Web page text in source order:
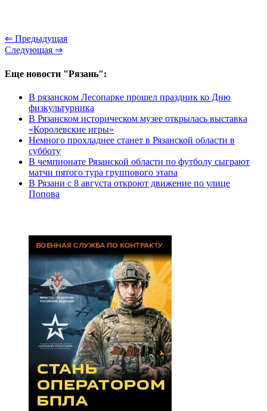
⇐ Предыдущая
Следующая ⇒
Еще новости "Рязань":
В рязанском Лесопарке прошел праздник ко Дню
физкультурника
В Рязанском историческом музее открылась выставка
«Королевские игры»
Немного прохладнее станет в Рязанской области в
субботу
В чемпионате Рязанской области по футболу сыграют
матчи пятого тура группового этапа
В Рязани с 8 августа откроют движение по улице
Попова